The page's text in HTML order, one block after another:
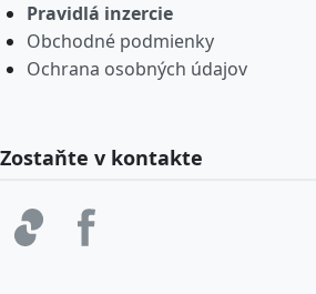
Pravidlá inzercie
Obchodné podmienky
Ochrana osobných údajov
Zostaňte v kontakte